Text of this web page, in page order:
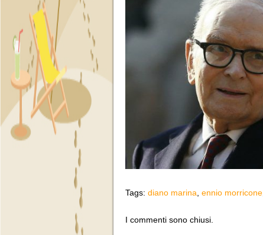
Tags: diano marina ennio morricone
I commenti sono chiusi.